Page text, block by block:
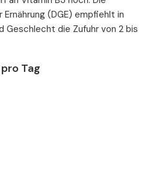
(DGE) empfiehlt in
Geschlecht die Zufuhr von 2 bis
Tag